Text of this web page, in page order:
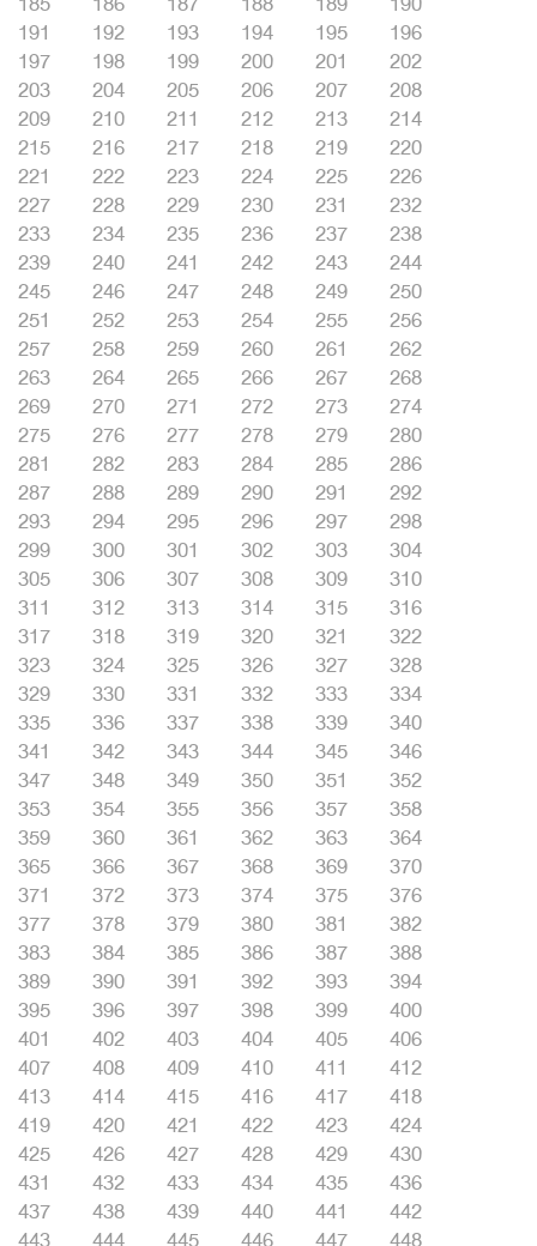
191
192 193 194 195
196
197
198 199 200 201
202
203
204 205 206 207
208
209
210 211 212 213
214
215
216 217 218 219
220
221
222 223 224 225
226
227
228 229 230 231
232
233
234 235 236 237
238
239
240 241 242 243
244
245
246 247 248 249
250
251
252 253 254 255
256
257
258 259 260 261
262
263
264 265 266 267
268
269
270 271 272 273
274
275
276 277 278 279
280
281
282 283 284 285
286
287
288 289 290 291
292
293
294 295 296 297
298
299
300 301 302 303
304
305
306 307 308 309
310
311
312 313 314 315
316
317
318 319 320 321
322
323
324 325 326 327
328
329
330 331 332 333
334
335
336 337 338 339
340
341
342 343 344 345
346
347
348 349 350 351
352
353
354 355 356 357
358
359
360 361 362 363
364
365
366 367 368 369
370
371
372 373 374 375
376
377
378 379 380 381
382
383
384 385 386 387
388
389
390 391 392 393
394
395
396 397 398 399
400
401
402 403 404 405
406
407
408 409 410 411
412
413
414 415 416 417
418
419
420 421 422 423
424
425
426 427 428 429
430
431
432 433 434 435
436
437
438 439 440 441
442